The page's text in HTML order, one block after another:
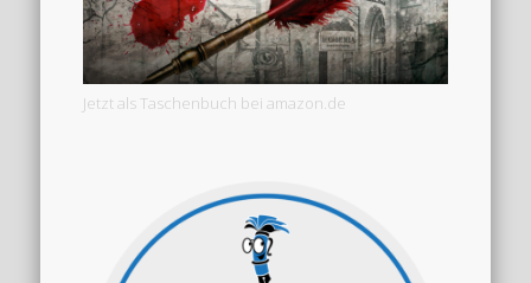
Jetzt als Taschenbuch bei amazon.de